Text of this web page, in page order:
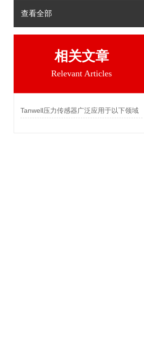
查看全部
相关文章
Relevant Articles
Tanwell压力传感器广泛应用于以下领域